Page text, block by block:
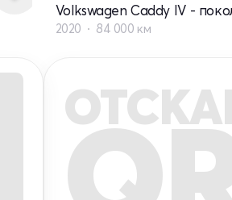
Volkswagen Caddy IV -
2020 84 000 км